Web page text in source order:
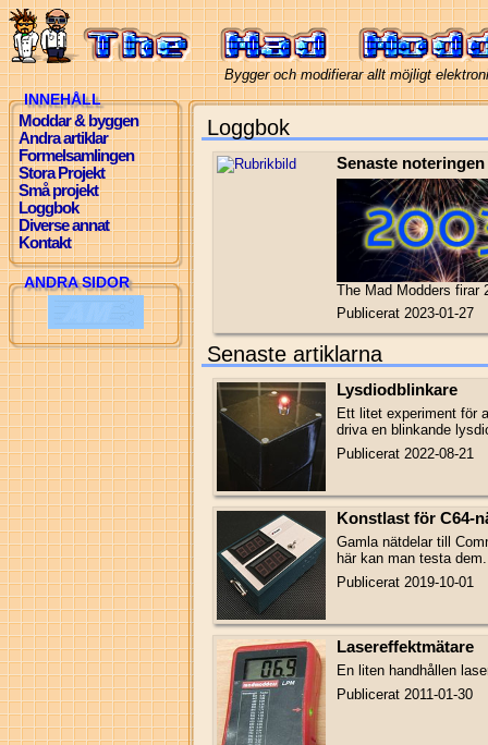
Bygger och modifierar allt möjligt
INNEHÅLL
Moddar & byggen
Andra artiklar
Formelsamlingen
Stora Projekt
Små projekt
Loggbok
Diverse annat
Kontakt
ANDRA SIDOR
Loggbok
Senaste
The Mad Modders firar
Publicerat 2023-01-27
Senaste artiklarna
Lysdiodblinkare
Ett litet experiment för
driva en blinkande
Publicerat 2022-08-21
Konstlast för C64-
Gamla nätdelar till
här kan man testa dem.
Publicerat 2019-10-01
Lasereffektmätare
En liten handhållen
Publicerat 2011-01-30